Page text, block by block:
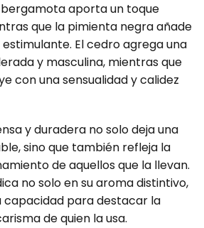
bergamota aporta un toque
que la pimienta negra añade
El cedro agrega una
y masculina, mientras que
con una sensualidad y calidez
y duradera no solo deja una
sino que también refleja la
de aquellos que la llevan.
no solo en su aroma distintivo,
capacidad para destacar la
de quien la usa.